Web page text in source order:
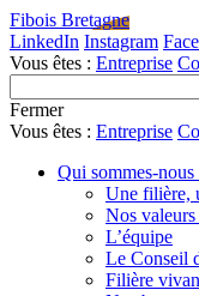
Fibois Bretagne
LinkedIn Instagram
Vous êtes : Entreprise
Fermer
Vous êtes : Entreprise
Qui sommes-nous
Une filière,
Nos
L’équipe
Le Conseil
Filière